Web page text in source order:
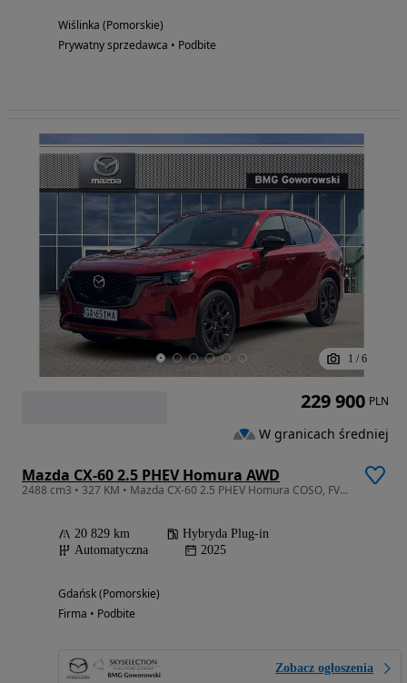
Wiślinka (Pomorskie)
Prywatny sprzedawca • Podbite
1 / 6
Mazda CX-60 2.5 PHEV Homura AWD
2488 cm3 • 327 KM • Mazda CX-60 2.5 PHEV Homura COSO, FV23%, salon PL, bezwypadkowa
20 829 km
Hybryda Plug-in
Automatyczna
2025
Gdańsk (Pomorskie)
Firma • Podbite
Zobacz ogłoszenia
229 900 PLN
W granicach średniej